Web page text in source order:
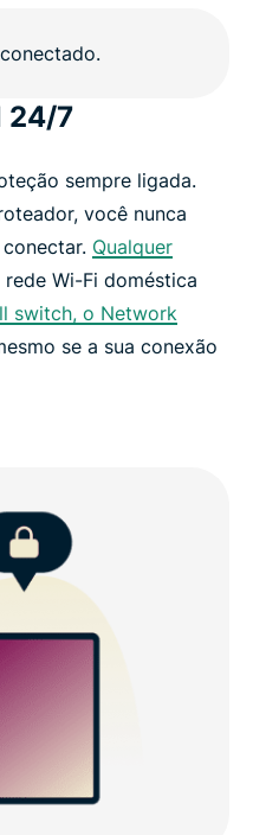
24/7
sempre ligada.
você nunca
Qualquer
Wi-Fi doméstica
switch, o Network
se a sua conexão